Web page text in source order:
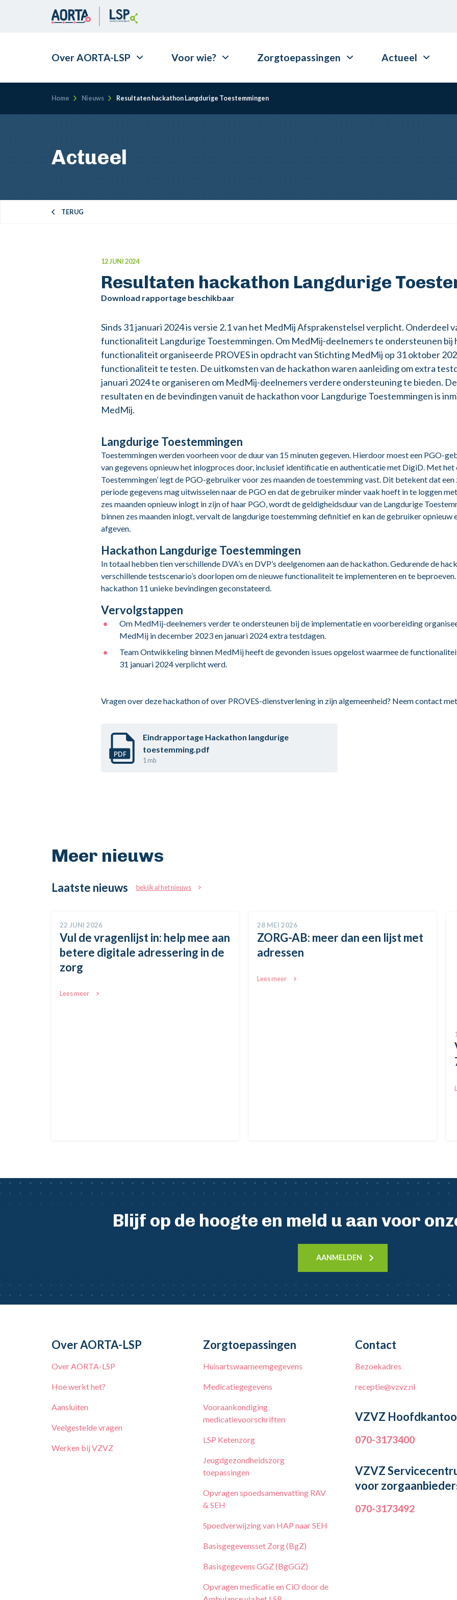
Over AORTA-LSP Voor wie? Zorgtoepassingen Actueel
Kruimelpad
Home Nieuws Resultaten hackathon Langdurige Toestemmingen
Actueel
TERUG
12 JUNI 2024
Resultaten hackathon Langdurige
Download rapportage beschikbaar
Sinds 31 januari 2024 is versie 2.1 van het MedMij Afsprakenstelsel verplicht. Onderdeel
functionaliteit Langdurige Toestemmingen. Om MedMij-deelnemers te ondersteunen bij
functionaliteit organiseerde PROVES in opdracht van Stichting MedMij op 31 oktober
functionaliteit te testen. De uitkomsten van de hackathon waren aanleiding om extra
januari 2024 te organiseren om MedMij-deelnemers verdere ondersteuning te bieden.
resultaten en de bevindingen vanuit de hackathon voor Langdurige Toestemmingen is
MedMij.
Langdurige Toestemmingen
Toestemmingen werden voorheen voor de duur van 15 minuten gegeven. Hierdoor moest een PGO-
van gegevens opnieuw het inlogproces door, inclusief identificatie en authenticatie met DigiD. Met het
Toestemmingen’ legt de PGO-gebruiker voor zes maanden de toestemming vast. Dit betekent dat
periode gegevens mag uitwisselen naar de PGO en dat de gebruiker minder vaak hoeft in te loggen
zes maanden opnieuw inlogt in zijn of haar PGO, wordt de geldigheidsduur van de Langdurige
binnen zes maanden inlogt, vervalt de langdurige toestemming definitief en kan de gebruiker opnieuw
afgeven.
Hackathon Langdurige Toestemmingen
In totaal hebben tien verschillende DVA’s en DVP’s deelgenomen aan de hackathon. Gedurende de
verschillende testscenario’s doorlopen om de nieuwe functionaliteit te implementeren en te
hackathon 11 unieke bevindingen geconstateerd.
Vervolgstappen
Om MedMij-deelnemers verder te ondersteunen bij de implementatie en voorbereiding
MedMij in december 2023 en januari 2024 extra testdagen.
Team Ontwikkeling binnen MedMij heeft de gevonden issues opgelost waarmee de
31 januari 2024 verplicht werd.
Vragen over deze hackathon of over PROVES-dienstverlening in zijn algemeenheid? Neem contact
PDF
Eindrapportage Hackathon langdurige
toestemming.pdf
1 mb
Meer nieuws
Laatste nieuws bekijk al het nieuws
28 MEI 2026
ZORG-AB: meer dan een lijst met
adressen
Blijf op de hoogte en meld u aan voor
AANMELDEN
Over AORTA-LSP
Over AORTA-LSP
Hoe werkt het?
Aansluiten
Veelgestelde vragen
Werken bij VZVZ
Zorgtoepassingen
Huisartswaarneemgegevens
Medicatiegegevens
Vooraankondiging
medicatievoorschriften
LSP Ketenzorg
Jeugdgezondheidszorg
toepassingen
Opvragen spoedsamenvatting RAV
& SEH
Spoedverwijzing van HAP naar SEH
Basisgegevensset Zorg (BgZ)
Basisgegevens GGZ (BgGGZ)
Opvragen medicatie en CiO door de
Contact
Bezoekadres
receptie@vzvz.nl
VZVZ
070-3173400
VZVZ
voor
070-3173492